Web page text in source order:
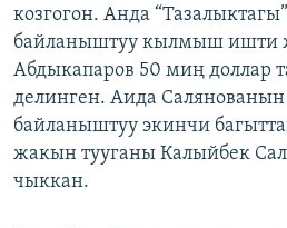
козгогон. Анда
байланыштуу кылмыш ишти
Абдыкапаров 50 миң доллар
делинген. Аида
байланыштуу экинчи
жакын тууганы Калыйбек
чыккан.